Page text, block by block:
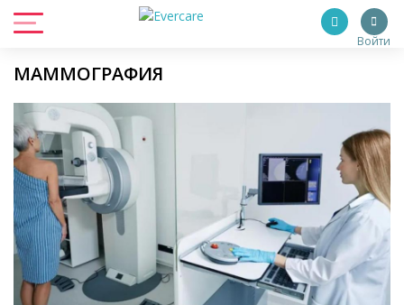
Войти
МАММОГРАФИЯ